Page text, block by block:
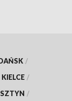
/
KIELCE /
/